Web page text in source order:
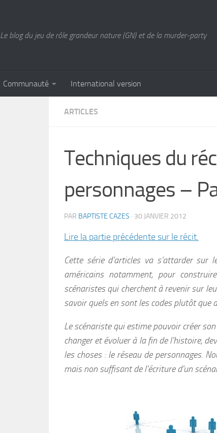
Le blog du jeu de rôle grandeur nature (GN) et de la murder-party
Communauté International version
ARTICLES
Techniques du
personnages –
PAR BAPTISTE CAZES · 30 JANVIER 2012
Lire la partie précédente sur le récit.
Cette série d’articles va s’attarder
américains notamment, pour
scénaristes qui cherchent à revenir sur
savoir quels en sont les codes plutôt que
Le scénariste qui estime pouvoir créer
changer et évoluer à la fin de l’histoire,
les choses : le réseau de personnages.
mais non suffisant de l’écriture d’un